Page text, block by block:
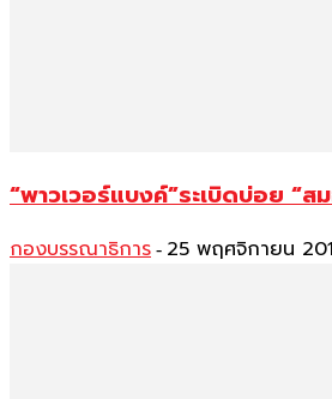
“พาวเวอร์แบงค์”ระเบิดบ่อย “ส
กองบรรณาธิการ - 25 พฤศจิกายน